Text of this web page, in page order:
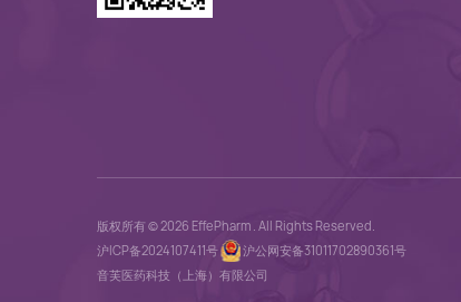
版权所有 © 2026 EffePharm . All Rights Reserved.
沪ICP备2024107411号
沪公网安备31011702890361号
音芙医药科技（上海）有限公司